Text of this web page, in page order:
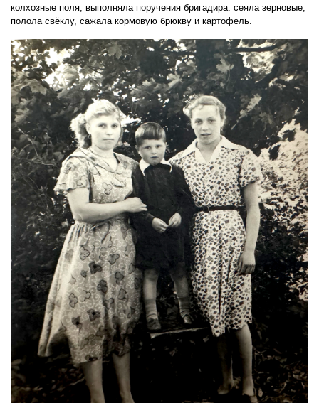
колхозные поля, выполняла поручения бригадира: сеяла зерновые,
полола свёклу, сажала кормовую брюкву и картофель.